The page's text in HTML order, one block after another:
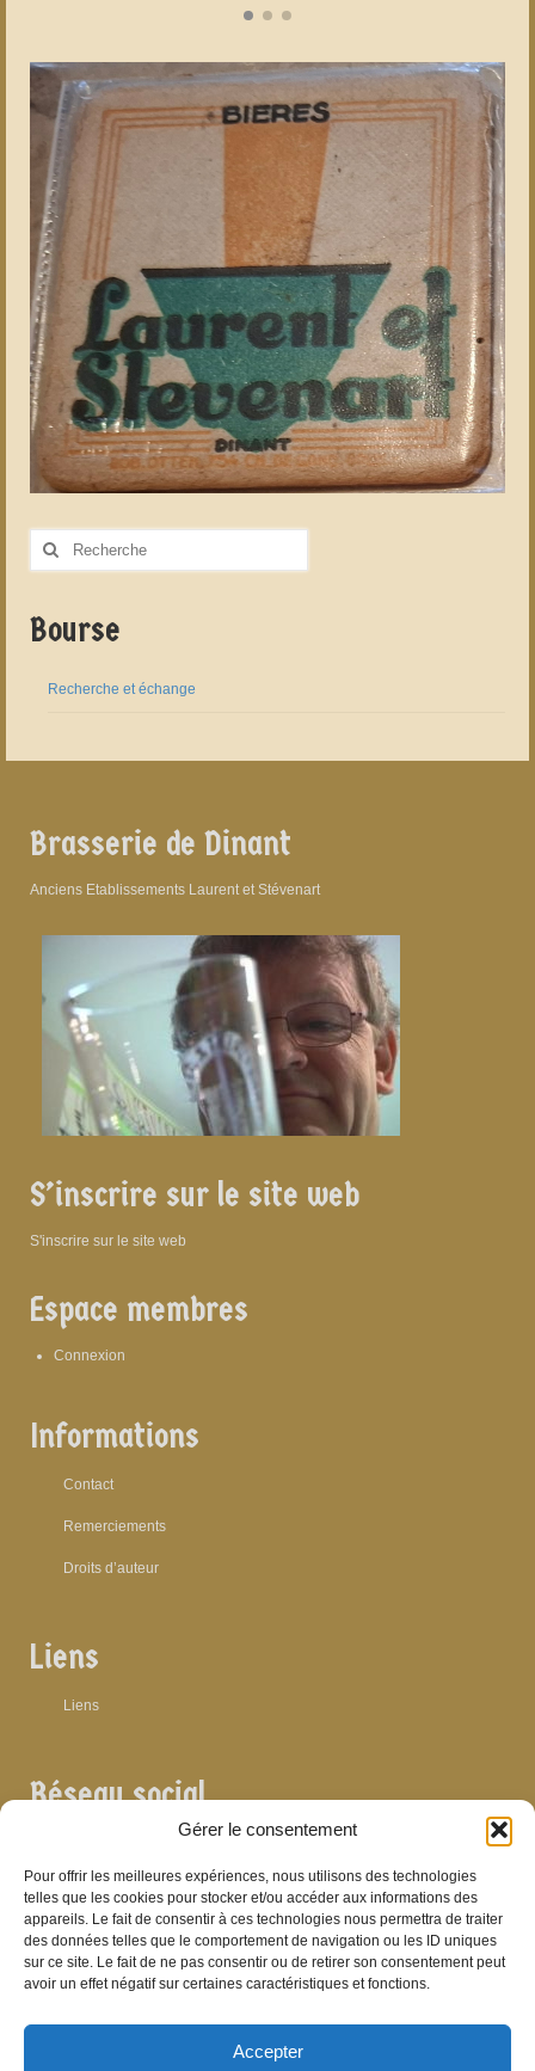
Gérer le consentement
Pour offrir les meilleures expériences, nous utilisons des technologies
telles que les cookies pour stocker et/ou accéder aux informations des
appareils. Le fait de consentir à ces technologies nous permettra de traiter
des données telles que le comportement de navigation ou les ID uniques
sur ce site. Le fait de ne pas consentir ou de retirer son consentement peut
avoir un effet négatif sur certaines caractéristiques et fonctions.
Accepter
Rechercher
Bourse
Recherche et échange
Brasserie de Dinant
Anciens Etablissements Laurent et Stévenart
S’inscrire sur le site web
S'inscrire sur le site web
Espace membres
Connexion
Informations
Contact
Remerciements
Droits d’auteur
Liens
Liens
Réseau social
Archives
Archives